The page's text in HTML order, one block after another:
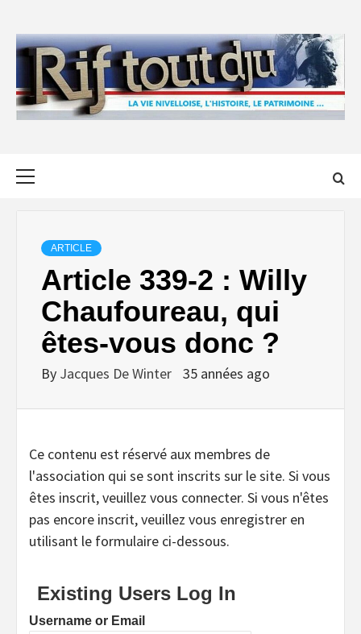
content
ARTICLE
Article 339-2 : Willy
Chaufoureau, qui
êtes-vous donc ?
By Jacques De Winter 35 années ago
Ce contenu est réservé aux membres de
l'association qui se sont inscrits sur le site. Si vous
êtes inscrit, veuillez vous connecter. Si vous n'êtes
pas encore inscrit, veuillez vous enregistrer en
utilisant le formulaire ci-dessous.
Existing Users Log In
Username or Email